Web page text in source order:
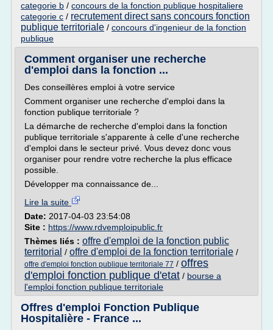
categorie b / concours de la fonction publique hospitaliere
categorie c / recrutement direct sans concours fonction
publique territoriale / concours d'ingenieur de la fonction
publique
Comment organiser une recherche
d'emploi dans la fonction ...
Des conseillères emploi à votre service
Comment organiser une recherche d'emploi dans la
fonction publique territoriale ?
La démarche de recherche d'emploi dans la fonction
publique territoriale s'apparente à celle d'une recherche
d'emploi dans le secteur privé. Vous devez donc vous
organiser pour rendre votre recherche la plus efficace
possible.
Développer ma connaissance de...
Lire la suite
Date: 2017-04-03 23:54:08
Site : https://www.rdvemploipublic.fr
Thèmes liés : offre d'emploi de la fonction public
territorial / offre d'emploi de la fonction territoriale /
offre d'emploi fonction publique territoriale 77 / offres
d'emploi fonction publique d'etat / bourse a
l'emploi fonction publique territoriale
Offres d'emploi Fonction Publique
Hospitalière - France ...